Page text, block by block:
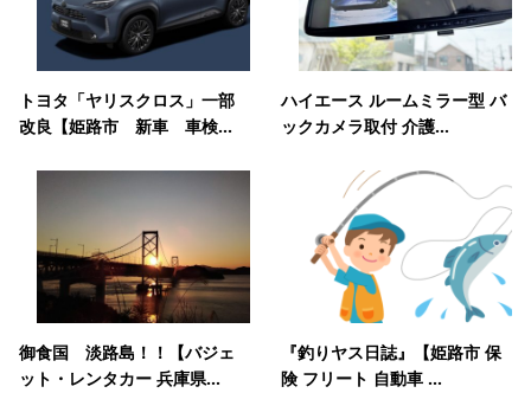
トヨタ「ヤリスクロス」一部
改良【姫路市 新車 車検...
ハイエース ルームミラー型 バ
ックカメラ取付 介護...
御食国 淡路島！！【バジェ
ット・レンタカー 兵庫県...
『釣りヤス日誌』【姫路市 保
険 フリート 自動車 ...